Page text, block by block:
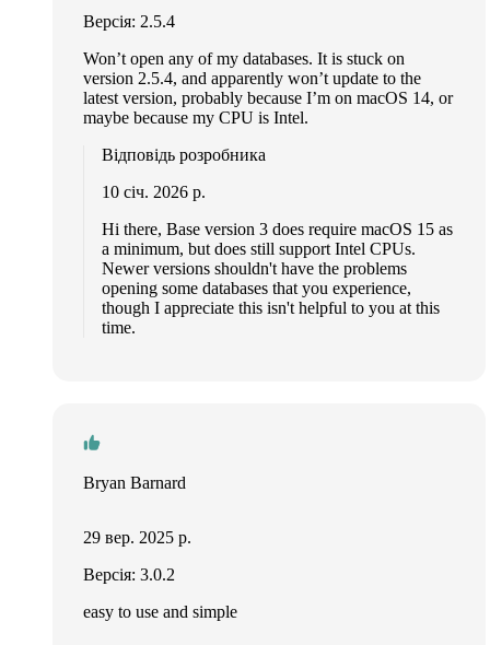
Версія: 2.5.4
Won’t open any of my databases. It is stuck on
version 2.5.4, and apparently won’t update to the
latest version, probably because I’m on macOS 14, or
maybe because my CPU is Intel.
Відповідь розробника
10 січ. 2026 р.
Hi there, Base version 3 does require macOS 15 as
a minimum, but does still support Intel CPUs.
Newer versions shouldn't have the problems
opening some databases that you experience,
though I appreciate this isn't helpful to you at this
time.
Bryan Barnard
29 вер. 2025 р.
Версія: 3.0.2
easy to use and simple